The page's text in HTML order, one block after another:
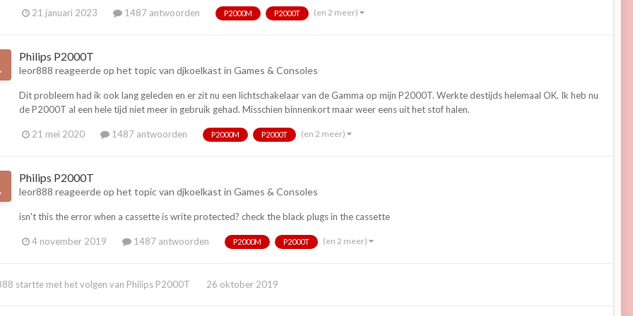
21 januari 2023 1487 antwoorden P2000M P2000T (en 2 meer)
Philips P2000T
leor888 reageerde op het topic van djkoelkast in Games & Consoles
Dit probleem had ik ook lang geleden en er zit nu een lichtschakelaar van de Gamma op mijn P2000T. Werkte destijds helemaal OK. Ik heb nu
de P2000T al een hele tijd niet meer in gebruik gehad. Misschien binnenkort maar weer eens uit het stof halen.
21 mei 2020 1487 antwoorden P2000M P2000T (en 2 meer)
Philips P2000T
leor888 reageerde op het topic van djkoelkast in Games & Consoles
isn't this the error when a cassette is write protected? check the black plugs in the cassette
4 november 2019 1487 antwoorden P2000M P2000T (en 2 meer)
startte met het volgen van Philips P2000T 26 oktober 2019